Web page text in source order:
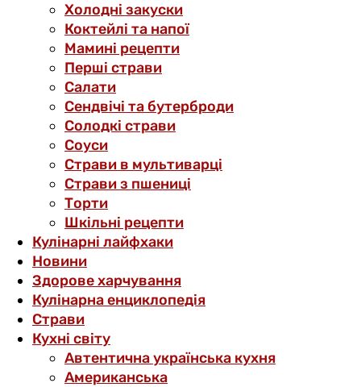
Холодні закуски
Коктейлі та напої
Мамині рецепти
Перші страви
Салати
Сендвічі та бутерброди
Солодкі страви
Соуси
Страви в мультиварці
Страви з пшениці
Торти
Шкільні рецепти
Кулінарні лайфхаки
Новини
Здорове харчування
Кулінарна енциклопедія
Страви
Кухні світу
Автентична українська кухня
Американська